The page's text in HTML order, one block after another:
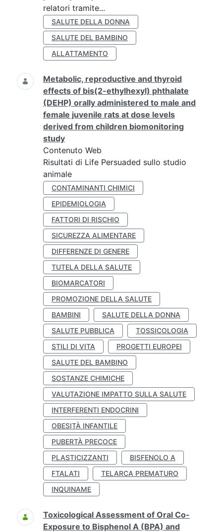
relatori tramite...
SALUTE DELLA DONNA
SALUTE DEL BAMBINO
ALLATTAMENTO
Metabolic, reproductive and thyroid
effects of bis(2-ethylhexyl) phthalate
(DEHP) orally administered to male and
female juvenile rats at dose levels
derived from children biomonitoring
study
Contenuto Web
Risultati di Life Persuaded sullo studio
animale
CONTAMINANTI CHIMICI
EPIDEMIOLOGIA
FATTORI DI RISCHIO
SICUREZZA ALIMENTARE
DIFFERENZE DI GENERE
TUTELA DELLA SALUTE
BIOMARCATORI
PROMOZIONE DELLA SALUTE
BAMBINI
SALUTE DELLA DONNA
SALUTE PUBBLICA
TOSSICOLOGIA
STILI DI VITA
PROGETTI EUROPEI
SALUTE DEL BAMBINO
SOSTANZE CHIMICHE
VALUTAZIONE IMPATTO SULLA SALUTE
INTERFERENTI ENDOCRINI
OBESITÀ INFANTILE
PUBERTÀ PRECOCE
PLASTICIZZANTI
BISFENOLO A
FTALATI
TELARCA PREMATURO
INQUINAME
Toxicological Assessment of Oral Co-
Exposure to Bisphenol A (BPA) and